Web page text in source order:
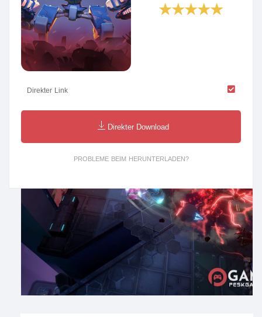
★★★★★
Direkter Link
Direkter Download
PROBLEME BEIM HERUNTERLADEN?